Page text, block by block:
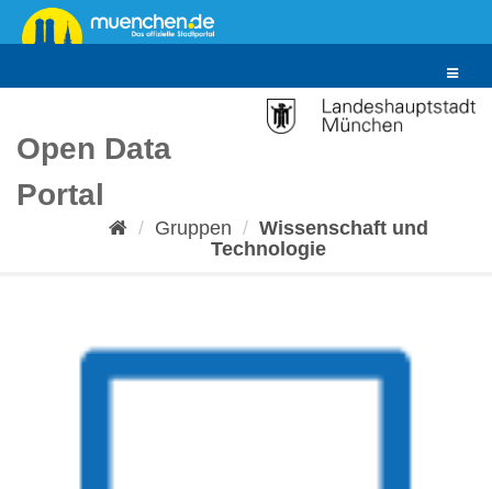
Überspringen
zum
Toggle
Open Data
Portal
Gruppen
Wissenschaft und
Technologie